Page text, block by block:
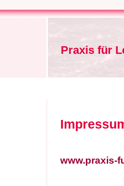
Praxis für
www.praxis-